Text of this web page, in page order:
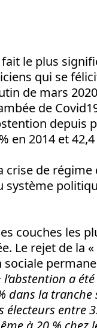
fait le plus
qui se
de mars
de
depuis
en 2014 et
crise de
système
couches les
Le rejet de la
sociale
l’abstention a
dans la
électeurs entre